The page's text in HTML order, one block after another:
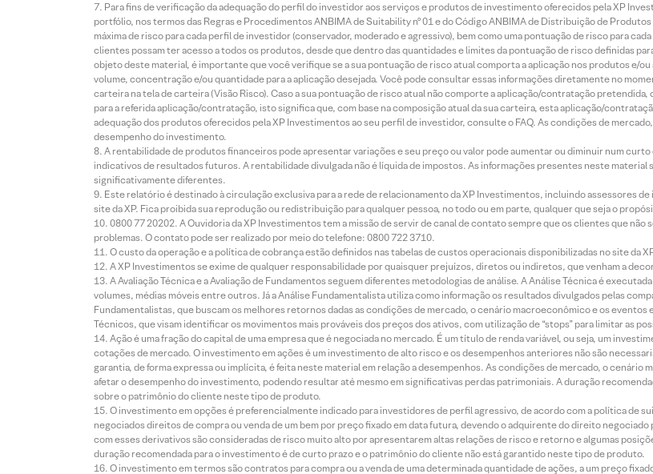
Para fins de verificação da adequação do perfil do investidor aos serviços e produtos de investimento oferecidos pela XP
portfólio, nos termos das Regras e Procedimentos ANBIMA de Suitability nº 01 e do Código ANBIMA de Distribuição de
máxima de risco para cada perfil de investidor (conservador, moderado e agressivo), bem como uma pontuação de risco para
clientes possam ter acesso a todos os produtos, desde que dentro das quantidades e limites da pontuação de risco definidas
objeto deste material, é importante que você verifique se a sua pontuação de risco atual comporta a aplicação nos produtos e/
volume, concentração e/ou quantidade para a aplicação desejada. Você pode consultar essas informações diretamente no
carteira na tela de carteira (Visão Risco). Caso a sua pontuação de risco atual não comporte a aplicação/contratação
para a referida aplicação/contratação, isto significa que, com base na composição atual da sua carteira, esta aplicação/
adequação dos produtos oferecidos pela XP Investimentos ao seu perfil de investidor, consulte o FAQ. As condições de
desempenho do investimento.
A rentabilidade de produtos financeiros pode apresentar variações e seu preço ou valor pode aumentar ou diminuir num
indicativos de resultados futuros. A rentabilidade divulgada não é líquida de impostos. As informações presentes neste material
significativamente diferentes.
Este relatório é destinado à circulação exclusiva para a rede de relacionamento da XP Investimentos, incluindo assessores
site da XP. Fica proibida sua reprodução ou redistribuição para qualquer pessoa, no todo ou em parte, qualquer que seja o
0800 77 20202. A Ouvidoria da XP Investimentos tem a missão de servir de canal de contato sempre que os clientes que
problemas. O contato pode ser realizado por meio do telefone: 0800 722 3710.
O custo da operação e a política de cobrança estão definidos nas tabelas de custos operacionais disponibilizadas no site da
A XP Investimentos se exime de qualquer responsabilidade por quaisquer prejuízos, diretos ou indiretos, que venham a
A Avaliação Técnica e a Avaliação de Fundamentos seguem diferentes metodologias de análise. A Análise Técnica é
volumes, médias móveis entre outros. Já a Análise Fundamentalista utiliza como informação os resultados divulgados pelas
Fundamentalistas, que buscam os melhores retornos dadas as condições de mercado, o cenário macroeconômico e os
Técnicos, que visam identificar os movimentos mais prováveis dos preços dos ativos, com utilização de “stops” para limitar as
Ação é uma fração do capital de uma empresa que é negociada no mercado. É um título de renda variável, ou seja, um
cotações de mercado. O investimento em ações é um investimento de alto risco e os desempenhos anteriores não são
garantia, de forma expressa ou implícita, é feita neste material em relação a desempenhos. As condições de mercado, o
afetar o desempenho do investimento, podendo resultar até mesmo em significativas perdas patrimoniais. A duração
sobre o patrimônio do cliente neste tipo de produto.
O investimento em opções é preferencialmente indicado para investidores de perfil agressivo, de acordo com a política de
negociados direitos de compra ou venda de um bem por preço fixado em data futura, devendo o adquirente do direito
com esses derivativos são consideradas de risco muito alto por apresentarem altas relações de risco e retorno e algumas
duração recomendada para o investimento é de curto prazo e o patrimônio do cliente não está garantido neste tipo de produto.
O investimento em termos são contratos para compra ou a venda de uma determinada quantidade de ações, a um preço